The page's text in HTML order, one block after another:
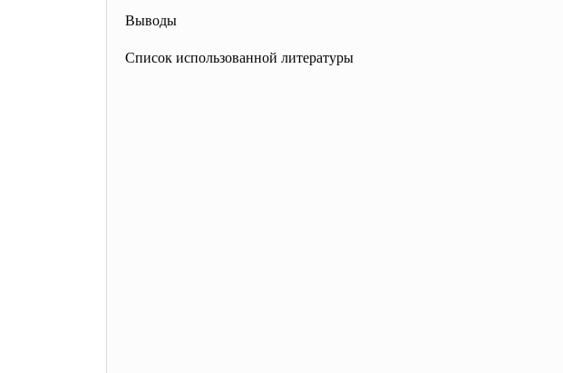
Выводы
Список использованной литературы